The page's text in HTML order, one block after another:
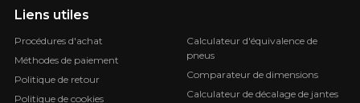
Liens utiles
Procédures d'achat
Méthodes de paiement
Politique de retour
Politique de cookies
Calculateur d'équivalence de
pneus
Comparateur de dimensions
Calculateur de décalage de jantes